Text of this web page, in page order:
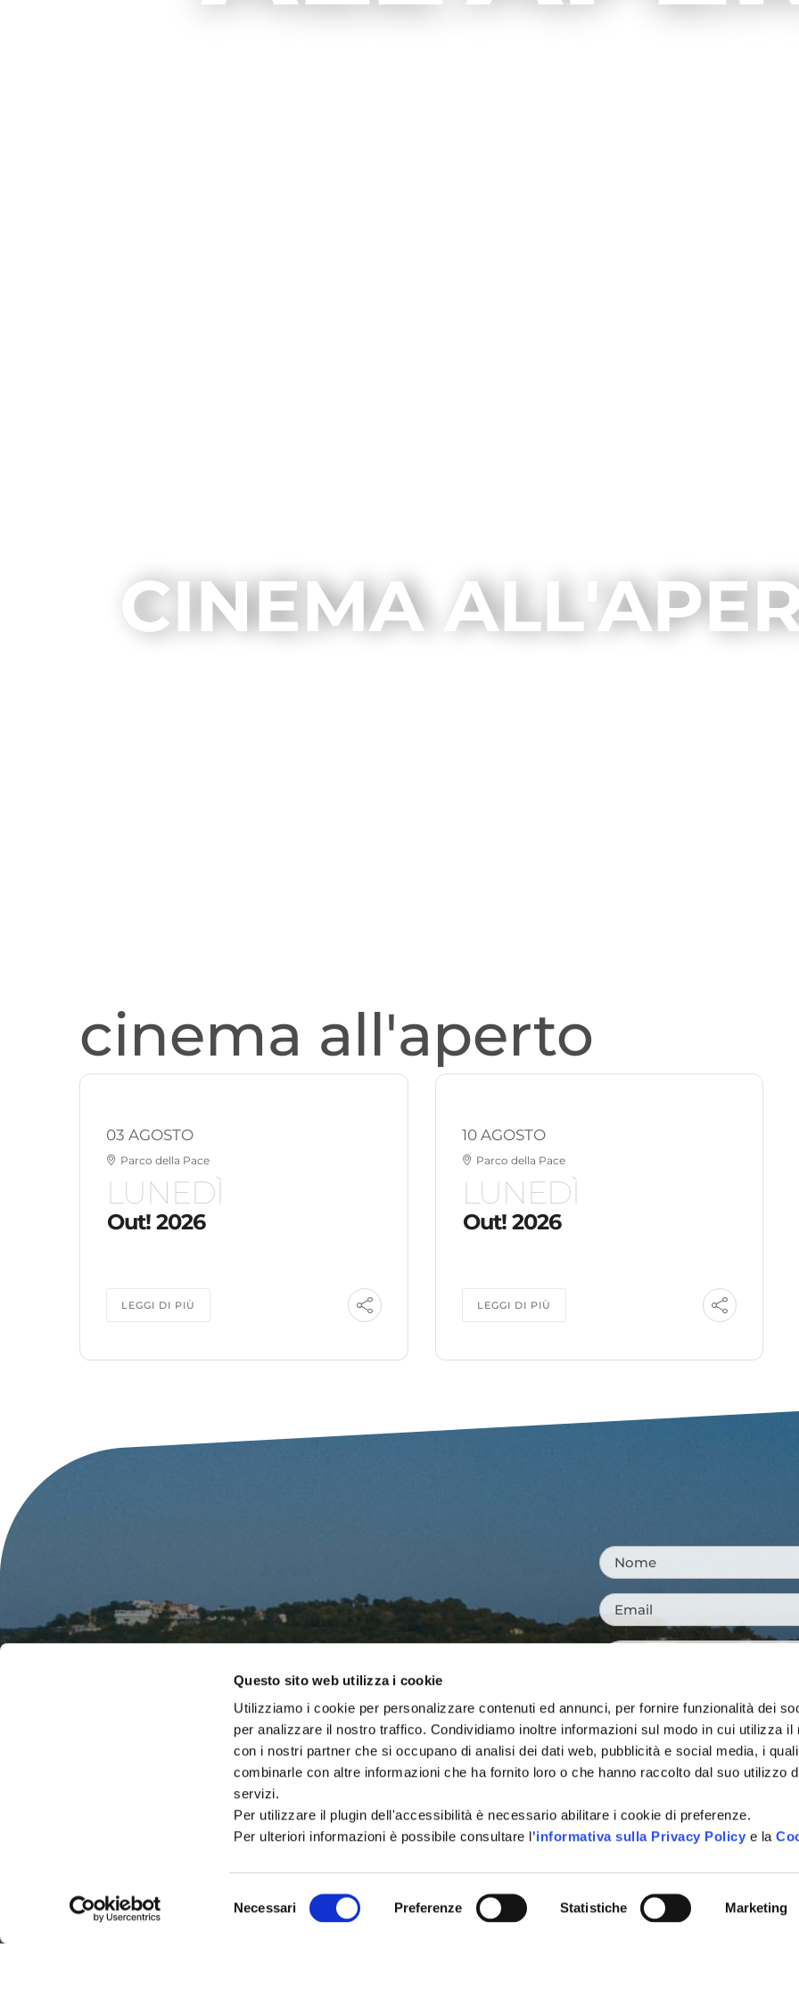
Questo sito web utilizza i cookie
Utilizziamo i cookie per personalizzare contenuti ed annunci, per fornire funzionalità dei
per analizzare il nostro traffico. Condividiamo inoltre informazioni sul modo in cui utilizza il
con i nostri partner che si occupano di analisi dei dati web, pubblicità e social media, i
combinarle con altre informazioni che ha fornito loro o che hanno raccolto dal suo utilizzo
servizi.
Per utilizzare il plugin dell'accessibilità è necessario abilitare i cookie di preferenze.
Per ulteriori informazioni è possibile consultare l'informativa sulla Privacy Policy e la
del
Necessari Preferenze Statistiche Marketing
CINEMA
cinema all'aperto
03 AGOSTO
Parco della Pace
LUNEDÌ
Out! 2026
LEGGI DI PIÙ
10 AGOSTO
Parco della Pace
LUNEDÌ
Out! 2026
LEGGI DI PIÙ
IAT – UFFICIO INFORMAZIONI TURISTICHE
DEL COMUNE DI CATTOLICA
PALAZZO DEL TURISMO
Via Mancini, 24 – Cattolica (RN)
Tel: 0541.966697 / 0541.966621
iat@cattolica.net
Privacy Policy–Cookie Policy
Nome*
Email*
Tutti i campi sono obbligatori.
newsletter
città, idee per i weekend,
vivere Cattolica in ogni
CAPTCHA